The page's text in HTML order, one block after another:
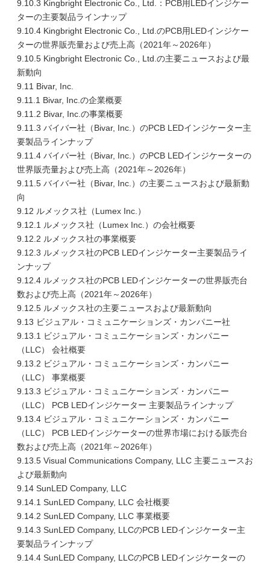
9.10.3 Kingbright Electronic Co., Ltd.：PCB用LEDインジケー
ターの主要製品ラインナップ
9.10.4 Kingbright Electronic Co., Ltd.のPCB用LEDインジケー
ターの世界販売量および売上高（2021年～2026年）
9.10.5 Kingbright Electronic Co., Ltd.の主要ニュースおよび最
新動向
9.11 Bivar, Inc.
9.11.1 Bivar, Inc.の企業概要
9.11.2 Bivar, Inc.の事業概要
9.11.3 バイバー社（Bivar, Inc.）のPCB LEDインジケーター主
要製品ラインナップ
9.11.4 バイバー社（Bivar, Inc.）のPCB LEDインジケーターの
世界販売量および売上高（2021年～2026年）
9.11.5 バイバー社（Bivar, Inc.）の主要ニュースおよび最新動
向
9.12 ルメックス社（Lumex Inc.）
9.12.1 ルメックス社（Lumex Inc.）の会社概要
9.12.2 ルメックス社の事業概要
9.12.3 ルメックス社のPCB LEDインジケーター主要製品ライ
ンナップ
9.12.4 ルメックス社のPCB LEDインジケーターの世界販売台
数および売上高（2021年～2026年）
9.12.5 ルメックス社の主要ニュースおよび最新動向
9.13 ビジュアル・コミュニケーションズ・カンパニー社
9.13.1 ビジュアル・コミュニケーションズ・カンパニー
（LLC） 会社概要
9.13.2 ビジュアル・コミュニケーションズ・カンパニー
（LLC） 事業概要
9.13.3 ビジュアル・コミュニケーションズ・カンパニー
（LLC） PCB LEDインジケーター 主要製品ラインナップ
9.13.4 ビジュアル・コミュニケーションズ・カンパニー
（LLC） PCB LEDインジケーターの世界市場における販売台
数および売上高（2021年～2026年）
9.13.5 Visual Communications Company, LLC 主要ニュースお
よび最新動向
9.14 SunLED Company, LLC
9.14.1 SunLED Company, LLC 会社概要
9.14.2 SunLED Company, LLC 事業概要
9.14.3 SunLED Company, LLCのPCB LEDインジケーター主
要製品ラインナップ
9.14.4 SunLED Company, LLCのPCB LEDインジケーターの